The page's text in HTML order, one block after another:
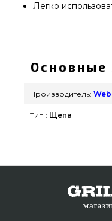
Легко
Weber, США по
грн. в интернет
Гриль Поинт.
нашим
Основные
Производитель:
Тип : Щепа